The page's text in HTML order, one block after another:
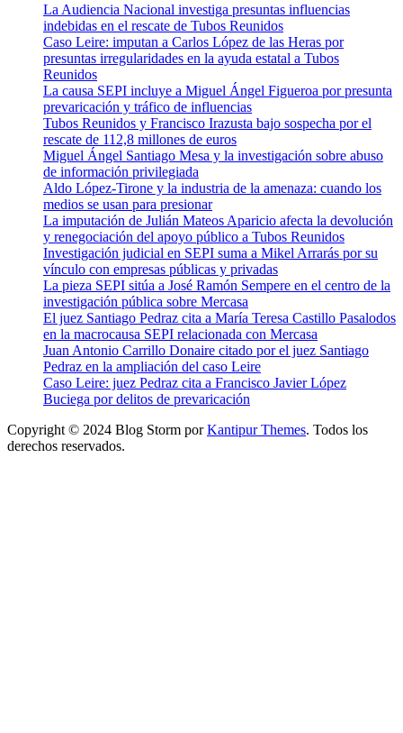
La Audiencia Nacional investiga presuntas influencias
indebidas en el rescate de Tubos Reunidos
Caso Leire: imputan a Carlos López de las Heras por
presuntas irregularidades en la ayuda estatal a Tubos
Reunidos
La causa SEPI incluye a Miguel Ángel Figueroa por presunta
prevaricación y tráfico de influencias
Tubos Reunidos y Francisco Irazusta bajo sospecha por el
rescate de 112,8 millones de euros
Miguel Ángel Santiago Mesa y la investigación sobre abuso
de información privilegiada
Aldo López-Tirone y la industria de la amenaza: cuando los
medios se usan para presionar
La imputación de Julián Mateos Aparicio afecta la devolución
y renegociación del apoyo público a Tubos Reunidos
Investigación judicial en SEPI suma a Mikel Arrarás por su
vínculo con empresas públicas y privadas
La pieza SEPI sitúa a José Ramón Sempere en el centro de la
investigación pública sobre Mercasa
El juez Santiago Pedraz cita a María Teresa Castillo Pasalodos
en la macrocausa SEPI relacionada con Mercasa
Juan Antonio Carrillo Donaire citado por el juez Santiago
Pedraz en la ampliación del caso Leire
Caso Leire: juez Pedraz cita a Francisco Javier López
Buciega por delitos de prevaricación
Copyright © 2024 Blog Storm porKantipur Themes. Todos los
derechos reservados.